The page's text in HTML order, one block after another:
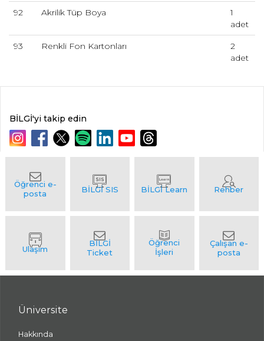
92 Akrilik Tüp Boya
1
adet
93 Renkli Fon Kartonları
2
adet
BİLGİ'yi takip edin
Üniversite
Hakkında